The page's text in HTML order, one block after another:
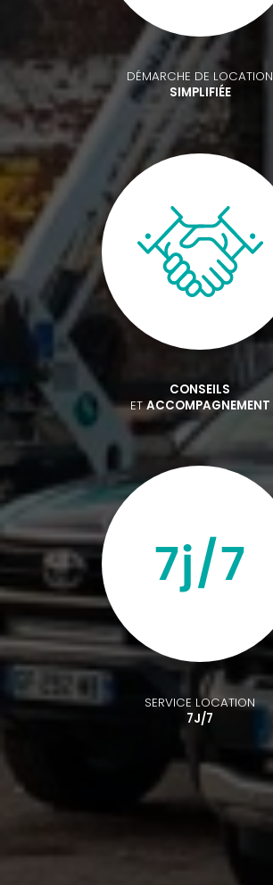
DÉMARCHE DE LOCATION
SIMPLIFIÉE
CONSEILS
ETACCOMPAGNEMENT
SERVICE LOCATION
7J/7